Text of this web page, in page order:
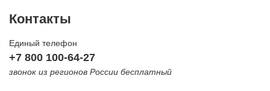
Контакты
Единый телефон
+7 800 100-64-27
звонок из регионов России бесплатный